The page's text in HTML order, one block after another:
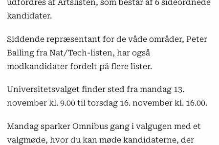
au.dk/valg
udfordres af Artslisten, som består af 6 sideordnede
kandidater.
Siddende repræsentant for de våde områder, Peter
Balling fra Nat/Tech-listen, har også
modkandidater fordelt på flere lister.
Universitetsvalget finder sted fra mandag 13.
november kl. 9.00 til torsdag 16. november kl. 16.00.
Mandag sparker Omnibus gang i valgugen med et
valgmøde, hvor du kan møde kandidaterne, der